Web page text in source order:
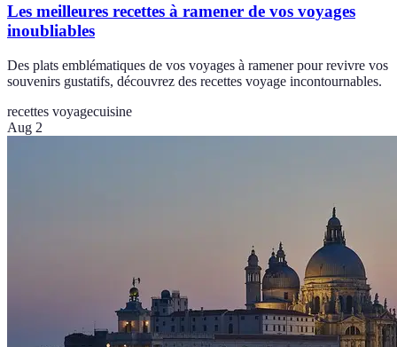
Les meilleures recettes à ramener de vos voyages
inoubliables
Des plats emblématiques de vos voyages à ramener pour revivre vos
souvenirs gustatifs, découvrez des recettes voyage incontournables.
recettes voyagecuisine
Aug 2